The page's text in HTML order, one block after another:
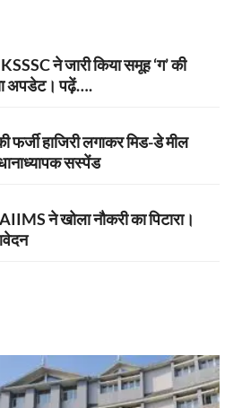
ने जारी किया समूह ‘ग’ की
अपडेट। पढ़ें….
फर्जी हाजिरी लगाकर मिड-डे मील
सस्पेंड
ने खोला नौकरी का पिटारा।